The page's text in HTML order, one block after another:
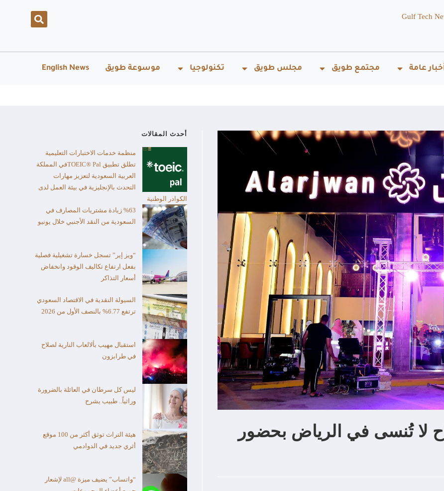
Gulf Tech
عامة مجتمع طويق مجلس طويق تكنولوجيا موسوعة طويق English News
لا تُنسى في الرياض بحضور
أحدث المقالات
منظمة خدمات الاختبارات التعليمية
تطلق تطبيق TOEIC® Palفي المملكة
العربية السعودية لتعزيز مهارات
التحدث بالإنجليزية في بيئة العمل لدى
الكوادر الوطنية
%63 زيادة مشتريات المصارف في
السعودية من النقد الأجنبي خلال يونيو
“ويز إير” تسجل خسارة تشغيلية فصلية
بفعل ارتفاع تكاليف الوقود وانخفاض
أسعار التذاكر
السيولة النقدية في الاقتصاد السعودي
ترتفع 6.77% بالنصف الأول من 2026
استقبال مهيب بألالعاب النارية لصلاح
في طرابزون
ليس كل سرطان في العائلة بالضرورة
وراثياً.. طبيب يشرح
هيئة التراث توثق أكثر من 100 موقع
أثري جديد في الدوادمي
“واتساب” يضيف ميزة @all لإشعار